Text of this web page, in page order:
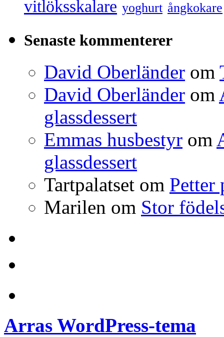
vitlöksskalare yoghurt ångkokare
Senaste kommenterer
David Oberländer om
David Oberländer om
glassdessert
Emmas husbestyr om
glassdessert
Tartpalatset om Petter
Marilen om Stor
Arras WordPress-tema